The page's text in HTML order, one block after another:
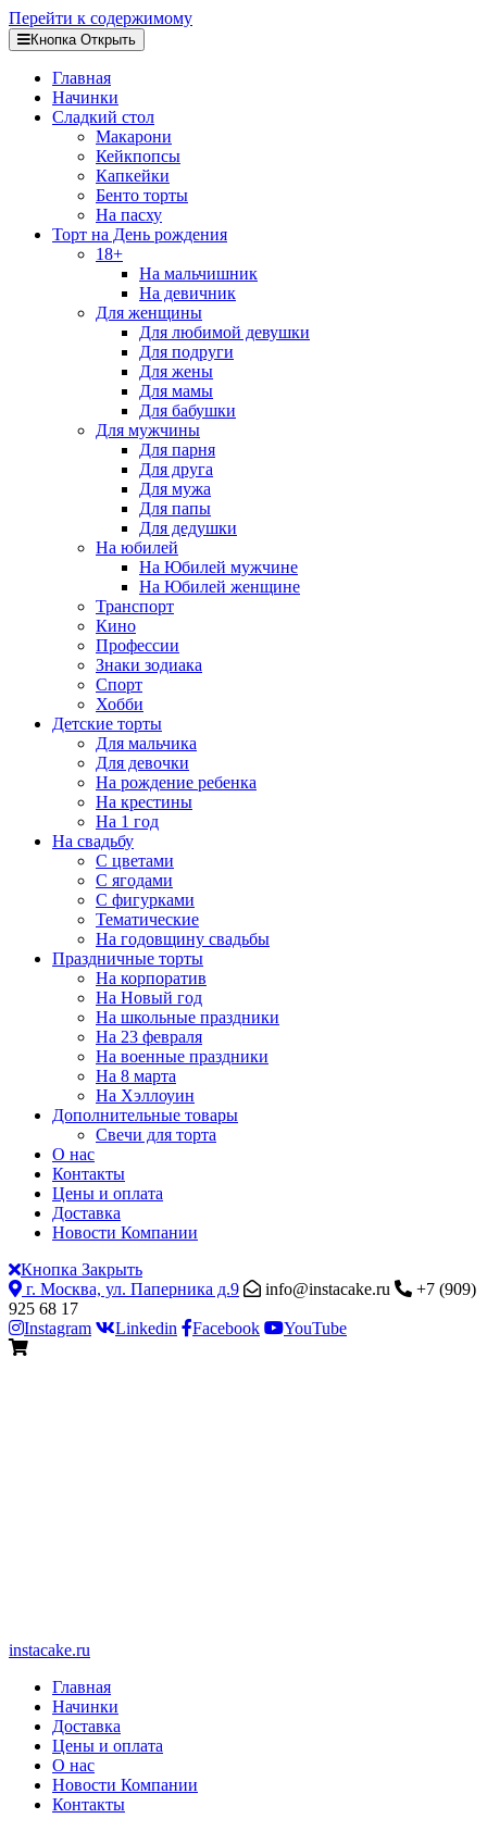
Перейти к содержимому
Кнопка Открыть
Главная
Начинки
Сладкий стол
Макарони
Кейкпопсы
Капкейки
Бенто торты
На пасху
Торт на День рождения
18+
На мальчишник
На девичник
Для женщины
Для любимой девушки
Для подруги
Для жены
Для мамы
Для бабушки
Для мужчины
Для парня
Для друга
Для мужа
Для папы
Для дедушки
На юбилей
На Юбилей мужчине
На Юбилей женщине
Транспорт
Кино
Профессии
Знаки зодиака
Спорт
Хобби
Детские торты
Для мальчика
Для девочки
На рождение ребенка
На крестины
На 1 год
На свадьбу
С цветами
С ягодами
С фигурками
Тематические
На годовщину свадьбы
Праздничные торты
На корпоратив
На Новый год
На школьные праздники
На 23 февраля
На военные праздники
На 8 марта
На Хэллоуин
Дополнительные товары
Свечи для торта
О нас
Контакты
Цены и оплата
Доставка
Новости Компании
Кнопка Закрыть
г. Москва, ул. Паперника д.9
info@instacake.ru
+7 (909)
925 68 17
Instagram
Linkedin Facebook YouTube
instacake.ru
Главная
Начинки
Доставка
Цены и оплата
О нас
Новости Компании
Контакты